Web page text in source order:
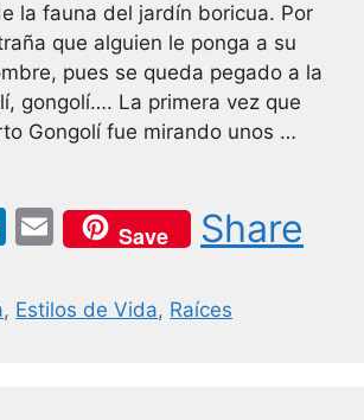
la fauna del jardín boricua. Por
que alguien le ponga a su
pues se queda pegado a la
gongolí…. La primera vez que
Gongolí fue mirando unos …
Li
k
E
m
ai
Save Share
, Estilos de Vida, Raíces